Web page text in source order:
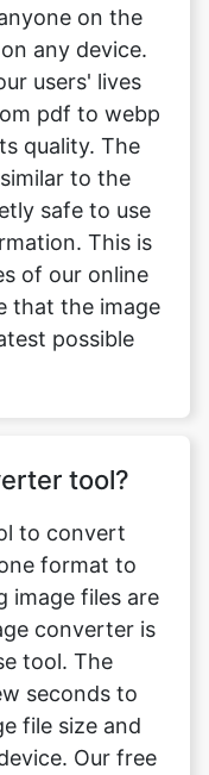
pdf to webp
quality. The
to the
safe to use
This is
of our online
that the image
possible
tool?
format to
files are
converter is
tool. The
seconds to
file size and
Our free
can be used
For using this
have any